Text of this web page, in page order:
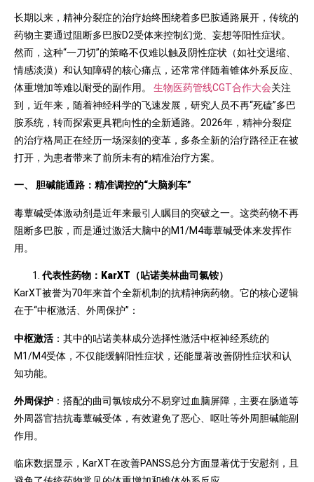
长期以来，精神分裂症的治疗始终围绕着多巴胺通路展开，传统的
药物主要通过阻断多巴胺D2受体来控制幻觉、妄想等阳性症状。
然而，这种“一刀切”的策略不仅难以触及阴性症状（如社交退缩、
情感淡漠）和认知障碍的核心痛点，还常常伴随着锥体外系反应、
体重增加等难以耐受的副作用。 生物医药管线CGT合作大会关注
到，近年来，随着神经科学的飞速发展，研究人员不再“死磕”多巴
胺系统，转而探索更具靶向性的全新通路。2026年，精神分裂症
的治疗格局正在经历一场深刻的变革，多条全新的治疗路径正在被
打开，为患者带来了前所未有的精准治疗方案。
一、 胆碱能通路：精准调控的“大脑刹车”
毒蕈碱受体激动剂是近年来最引人瞩目的突破之一。这类药物不再
阻断多巴胺，而是通过激活大脑中的M1/M4毒蕈碱受体来发挥作
用。
代表性药物：KarXT（呫诺美林曲司氯铵）
KarXT被誉为70年来首个全新机制的抗精神病药物。它的核心逻辑
在于“中枢激活、外周保护”：
中枢激活 ：其中的呫诺美林成分选择性激活中枢神经系统的
M1/M4受体，不仅能缓解阳性症状，还能显著改善阴性症状和认
知功能。
外周保护 ：搭配的曲司氯铵成分不易穿过血脑屏障，主要在肠道等
外周器官拮抗毒蕈碱受体，有效避免了恶心、呕吐等外周胆碱能副
作用。
临床数据显示，KarXT在改善PANSS总分方面显著优于安慰剂，且